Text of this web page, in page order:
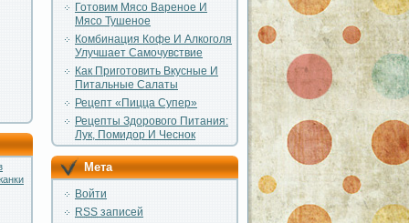
Готовим Мясо Вареное И
Мясо Тушеное
Комбинация Кофе И Алкоголя
Улучшает Самочувствие
Как Приготовить Вкусные И
Питальные Салаты
Рецепт «Пицца Супер»
Рецепты Здорового Питания:
Лук, Помидор И Чеснок
Мета
Войти
RSS записей